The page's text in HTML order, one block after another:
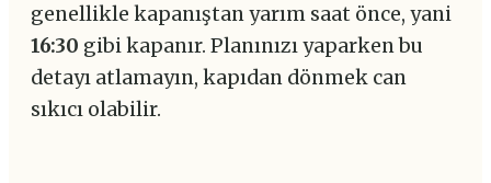
genellikle kapanıştan yarım saat önce, yani
16:30 gibi kapanır. Planınızı yaparken bu
detayı atlamayın, kapıdan dönmek can
sıkıcı olabilir.